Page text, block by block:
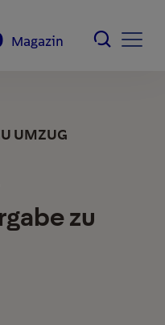
Magazin
UMZUG
zu